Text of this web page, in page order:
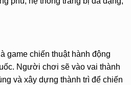
là game chiến thuật hành động
Người chơi sẽ vào vai thành
và xây dựng thành trì để chiến